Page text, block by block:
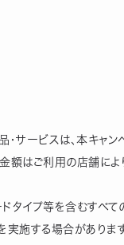
　　　　　　　　
サービスは、本キャン
はご利用の店舗によ
イプ等を含むすべて
実施する場合があります